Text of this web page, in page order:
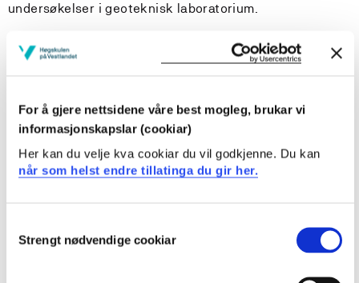
For å gjere nettsidene våre best mogleg, brukar vi
informasjonskapslar (cookiar)
Her kan du velje kva cookiar du vil godkjenne. Du kan
når som helst endre tillatinga du gir her.
Selection
Strengt nødvendige cookiar
undersøkelser i geoteknisk laboratorium.
Læringsutbytte
Kunnskaper
Kandidaten har en grunnleggende forståelse av hva
jord er i byggeteknisk henseende
Kandidaten har et grunnlag for å vurdere forskjellige
Kandidaten har kunnskap om stabilitet av naturlige